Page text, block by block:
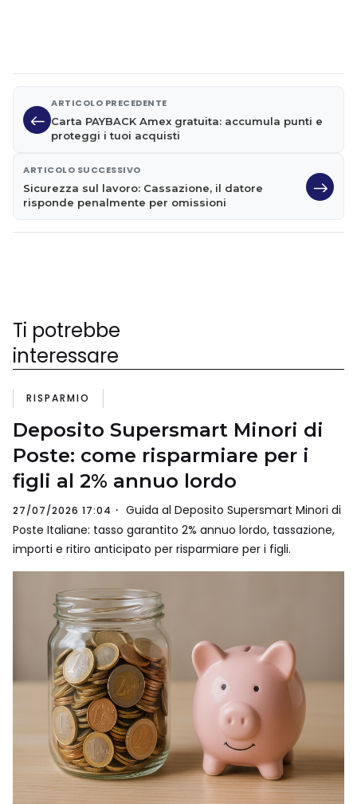
ARTICOLO PRECEDENTE
Carta PAYBACK Amex gratuita: accumula punti e
proteggi i tuoi acquisti
ARTICOLO SUCCESSIVO
Sicurezza sul lavoro: Cassazione, il datore
risponde penalmente per omissioni
Ti potrebbe
interessare
RISPARMIO
Deposito Supersmart Minori di
Poste: come risparmiare per i
figli al 2% annuo lordo
27/07/2026 17:04
Guida al Deposito Supersmart Minori di
Poste Italiane: tasso garantito 2% annuo lordo, tassazione,
importi e ritiro anticipato per risparmiare per i figli.